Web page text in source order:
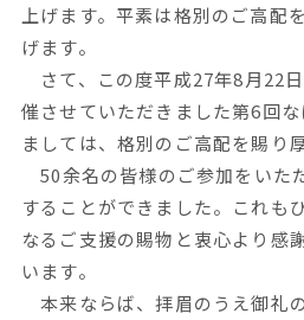
上げます。平素は格別のご高配
げます。
さて、この度平成27年8月22
催させていただきました第6回
ましては、格別のご高配を賜り
50余名の皆様のご参加をいた
することができました。これも
なるご支援の賜物と衷心より感
います。
本来ならば、拝眉のうえ御礼